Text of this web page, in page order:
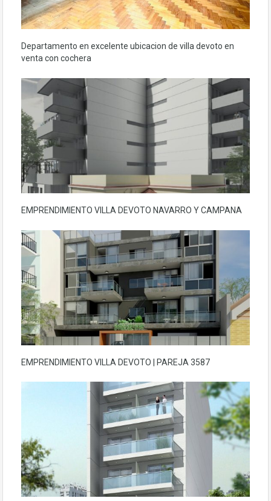
Departamento en excelente ubicacion de villa devoto en
venta con cochera
EMPRENDIMIENTO VILLA DEVOTO NAVARRO Y CAMPANA
EMPRENDIMIENTO VILLA DEVOTO | PAREJA 3587